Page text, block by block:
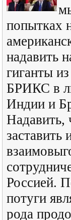
попытках
надавить
гиганты
БРИКС в
Индии и
Надавить,
заставить
Россией.
потуги
рода